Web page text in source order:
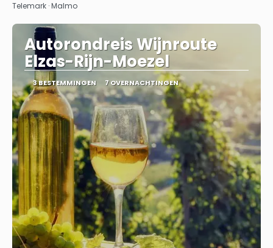
Telemark · Malmo
Autorondreis Wijnroute
Elzas-Rijn-Moezel
3 BESTEMMINGEN 7 OVERNACHTINGEN